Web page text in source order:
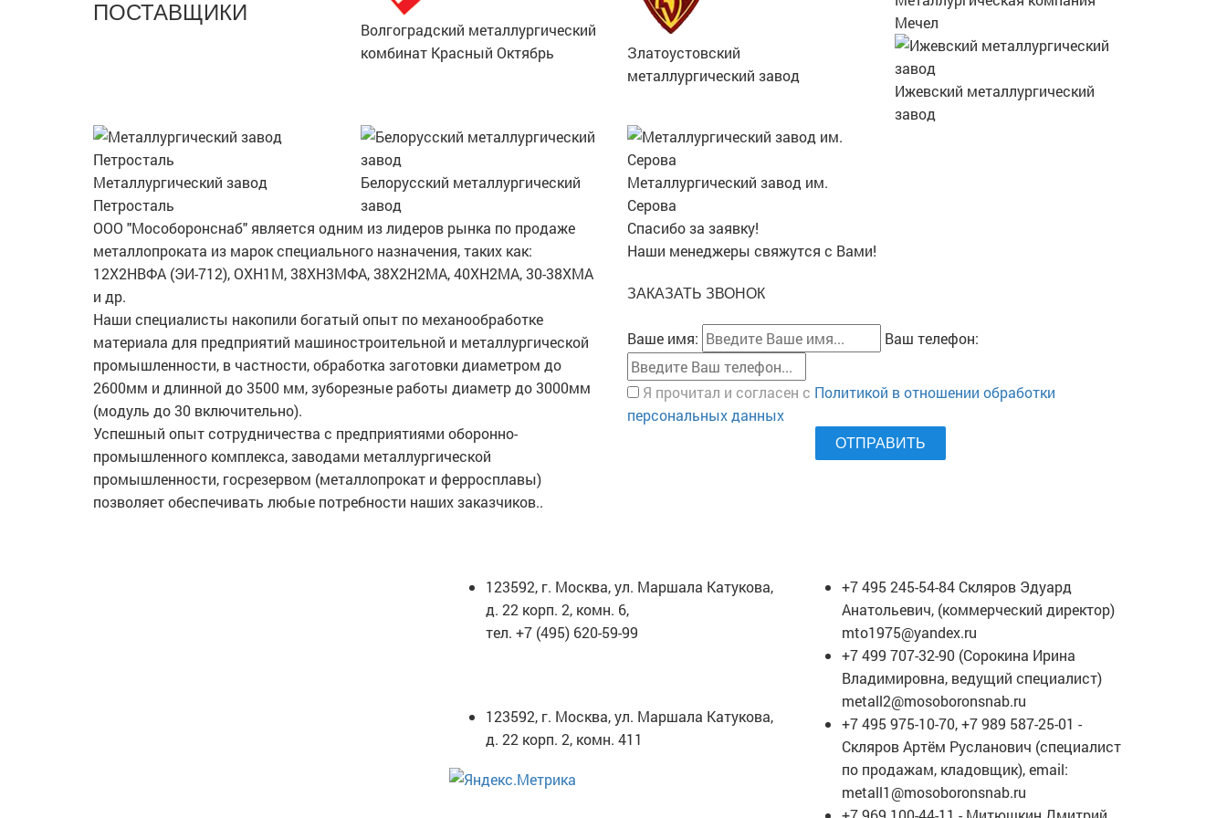
ПОСТАВЩИКИ
Волгоградский металлургический
комбинат Красный Октябрь
Златоустовский
металлургический завод
Мечел
Ижевский металлургический
завод
Металлургический завод
Петросталь
Белорусский металлургический
завод
Металлургический завод им.
Серова
ООО "Мособоронснаб" является одним из лидеров рынка по продаже
металлопроката из марок специального назначения, таких как:
12Х2НВФА (ЭИ-712), ОХН1М, 38ХН3МФА, 38Х2Н2МА, 40ХН2МА, 30-38ХМА
и др.
Наши специалисты накопили богатый опыт по механообработке
материала для предприятий машиностроительной и металлургической
промышленности, в частности, обработка заготовки диаметром до
2600мм и длинной до 3500 мм, зуборезные работы диаметр до 3000мм
(модуль до 30 включительно).
Успешный опыт сотрудничества с предприятиями оборонно-
промышленного комплекса, заводами металлургической
промышленности, госрезервом (металлопрокат и ферросплавы)
позволяет обеспечивать любые потребности наших заказчиков..
Спасибо за заявку!
Наши менеджеры свяжутся с Вами!
ЗАКАЗАТЬ ЗВОНОК
Ваше имя: Ваш телефон:
Я прочитал и согласен с Политикой в отношении обработки
персональных данных
ОТПРАВИТЬ
123592, г. Москва, ул. Маршала Катукова,
д. 22 корп. 2, комн. 6,
тел. +7 (495) 620-59-99
123592, г. Москва, ул. Маршала Катукова,
д. 22 корп. 2, комн. 411
+7 495 245-54-84 Скляров Эдуард
Анатольевич, (коммерческий директор)
mto1975@yandex.ru
+7 499 707-32-90 (Сорокина Ирина
Владимировна, ведущий специалист)
metall2@mosoboronsnab.ru
+7 495 975-10-70, +7 989 587-25-01 -
Скляров Артём Русланович (специалист
по продажам, кладовщик), email:
metall1@mosoboronsnab.ru